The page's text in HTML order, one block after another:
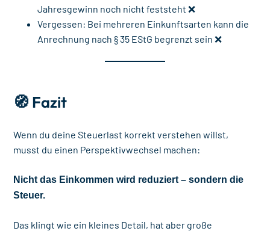
Jahresgewinn noch nicht feststeht ❌
Vergessen: Bei mehreren Einkunftsarten kann die
Anrechnung nach § 35 EStG begrenzt sein ❌
🧭 Fazit
Wenn du deine Steuerlast korrekt verstehen willst,
musst du einen Perspektivwechsel machen:
Nicht das Einkommen wird reduziert – sondern die
Steuer.
Das klingt wie ein kleines Detail, hat aber große